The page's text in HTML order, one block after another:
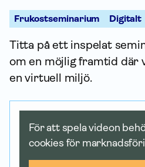
Frukostseminarium Digitalt
Titta på ett inspelat
om en möjlig framtid där
en virtuell miljö.
För att spela videon
cookies för